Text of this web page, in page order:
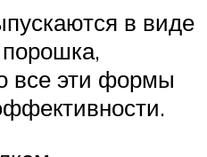
в виде
порошка,
все эти формы